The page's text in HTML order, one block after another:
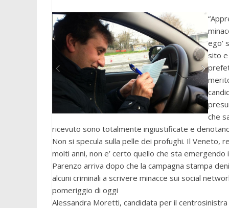
ego’
sito e
che
ricevuto sono totalmente ingiustificate e
Non si specula sulla pelle dei profughi. Il Veneto,
molti anni, non e’ certo quello che sta
Parenzo arriva dopo che la campagna stampa
alcuni criminali a scrivere minacce sui social
pomeriggio di oggi
Alessandra Moretti, candidata per il